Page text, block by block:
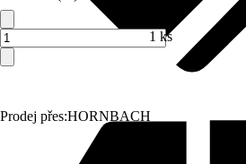
Prodej přes:HORNBACH
1 ks